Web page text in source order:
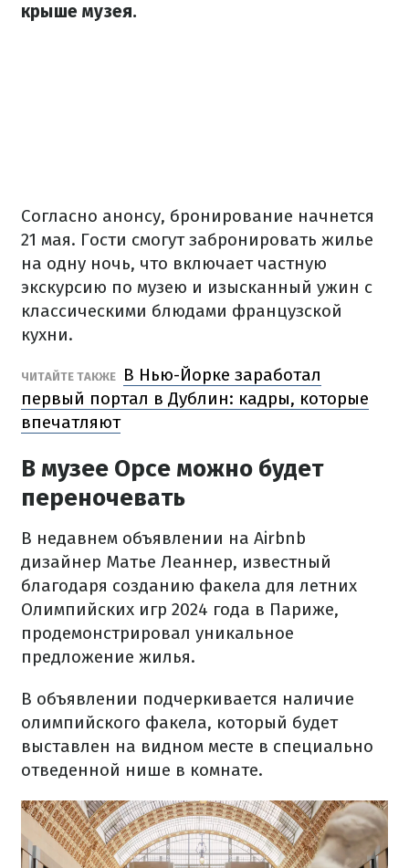
крыше музея.
Согласно анонсу, бронирование начнется
21 мая. Гости смогут забронировать жилье
на одну ночь, что включает частную
экскурсию по музею и изысканный ужин с
классическими блюдами французской
кухни.
ЧИТАЙТЕ ТАКЖЕ
В Нью-Йорке заработал
первый портал в Дублин: кадры, которые
впечатляют
В музее Орсе можно будет
переночевать
В недавнем объявлении на Airbnb
дизайнер Матье Леаннер, известный
благодаря созданию факела для летних
Олимпийских игр 2024 года в Париже,
продемонстрировал уникальное
предложение жилья.
В объявлении подчеркивается наличие
олимпийского факела, который будет
выставлен на видном месте в специально
отведенной нише в комнате.